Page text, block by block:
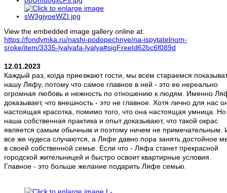
View the embedded image gallery online at:
https://fondymka.ru/nashi-podopechnye/na-ispytatelnom-
sroke/item/3335-lyalyafa-lyalya#sigFreeId62bc6f089d
12.01.2023
Каждый раз, когда приезжают гости, мы всем стараемся
нашу Ляфу, потому что самое главное в ней - это ее нереально
огромная любовь и нежность по отношению к людям. Именно
доказывает, что внешность - это не главное. Хотя лично для нас
настоящая красотка, помимо того, что она настоящая умница. Но
наша собственная практика и опыт доказывают, что такой окрас
является самым обычным и поэтому ничем не примечательным.
все же чудеса случаются, а Ляфе давно пора занять достойное
в своей собственной семье. Если что - Ляфа станет прекрасной
городской жительницей и быстро освоит квартирные условия.
Главное - это больше желание подарить Ляфе семью.